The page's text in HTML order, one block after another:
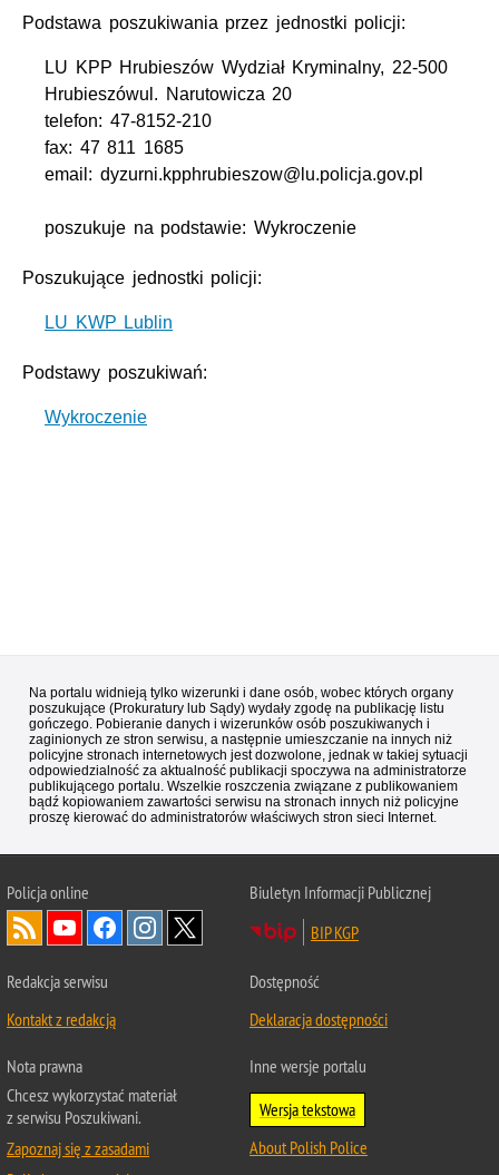
Podstawa poszukiwania przez jednostki policji:
LU KPP Hrubieszów Wydział Kryminalny, 22-500
Hrubieszówul. Narutowicza 20
telefon: 47-8152-210
fax: 47 811 1685
email: dyzurni.kpphrubieszow@lu.policja.gov.pl
poszukuje na podstawie: Wykroczenie
Poszukujące jednostki policji:
LU KWP Lublin
Podstawy poszukiwań:
Wykroczenie
Na portalu widnieją tylko wizerunki i dane osób, wobec których organy
poszukujące (Prokuratury lub Sądy) wydały zgodę na publikację listu
gończego. Pobieranie danych i wizerunków osób poszukiwanych i
zaginionych ze stron serwisu, a następnie umieszczanie na innych niż
policyjne stronach internetowych jest dozwolone, jednak w takiej sytuacji
odpowiedzialność za aktualność publikacji spoczywa na administratorze
publikującego portalu. Wszelkie roszczenia związane z publikowaniem
bądź kopiowaniem zawartości serwisu na stronach innych niż policyjne
proszę kierować do administratorów właściwych stron sieci Internet.
Policjaonline
Biuletyn Informacji Publicznej
BIP KGP
Redakcja serwisu
Kontakt z redakcją
Dostępność
Deklaracja dostępności
Nota prawna
Chcesz wykorzystać materiał
z serwisu Poszukiwani.
Zapoznaj się z zasadami
Inne wersje portalu
Wersja tekstowa
About Polish Police